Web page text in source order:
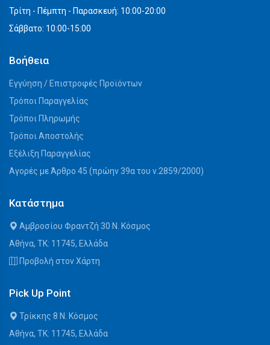
Τρίτη - Πέμπτη - Παρασκευή: 10:00-20:00
Σάββατο: 10:00-15:00
Βοήθεια
Εγγύηση / Επιστροφές Προϊόντων
Τρόποι Παραγγελίας
Τρόποι Πληρωμής
Τρόποι Αποστολής
Εξέλιξη Παραγγελίας
Αγορές με Άρθρο 45 (πρώην 39α του ν.2859/2000)
Κατάστημα
Αμβροσίου Φραντζή 30 Ν. Κόσμος
Αθήνα, ΤΚ: 11745, Ελλάδα
Προβολή στον Χάρτη
Pick Up Point
Τρίκκης 8 Ν. Κόσμος
Αθήνα, ΤΚ: 11745, Ελλάδα